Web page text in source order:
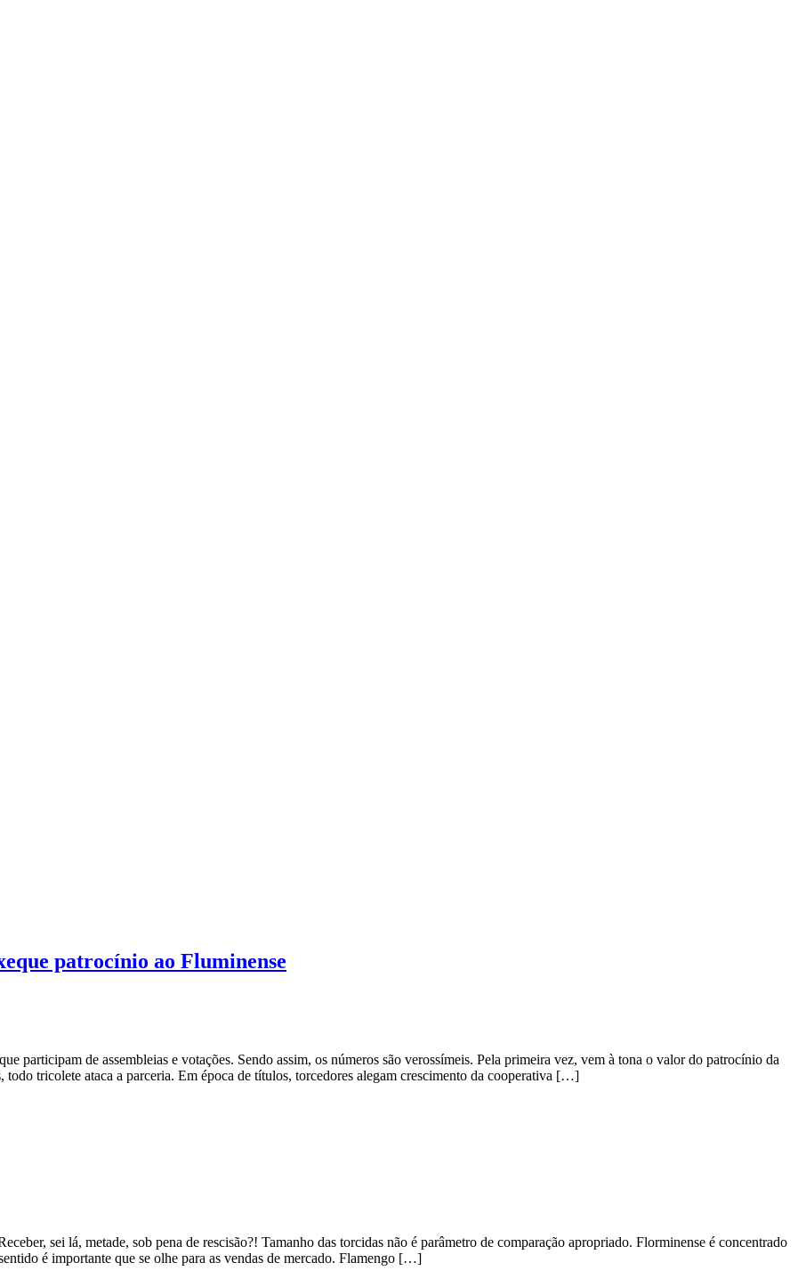
patrocínio ao Fluminense
participam de assembleias e votações. Sendo assim, os números são verossímeis. Pela primeira vez, vem à tona o valor do patrocínio da
tricolete ataca a parceria. Em época de títulos, torcedores alegam crescimento da cooperativa […]
sei lá, metade, sob pena de rescisão?! Tamanho das torcidas não é parâmetro de comparação apropriado. Florminense é concentrado
é importante que se olhe para as vendas de mercado. Flamengo […]